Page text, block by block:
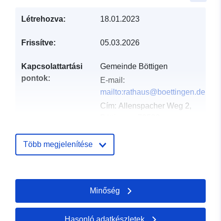
Létrehozva: 18.01.2023
Frissítve: 05.03.2026
Kapcsolattartási
pontok:
Gemeinde Böttigen
E-mail:
mailto:rathaus@boettingen.de
Cím: Allenspacher Weg 2,
URL:
http://www.boettingen.de
Katalógus-
Hozzáadva a data.europa.eu-hoz:
21 February 2026
Frissítve: data.europa.eu: 25 July
2026
Több megjelenítése
Minőség